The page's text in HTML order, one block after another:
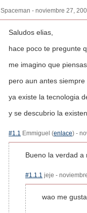
Spaceman - noviembre 27,
Saludos elias,
hace poco te pregunte
me imagino que
pero aun antes
ya existe la tecnologia
y se descubrio la
#1.1 Emmiguel (enlace) -
Bueno la verdad
#1.1.1 jeje -
wao me